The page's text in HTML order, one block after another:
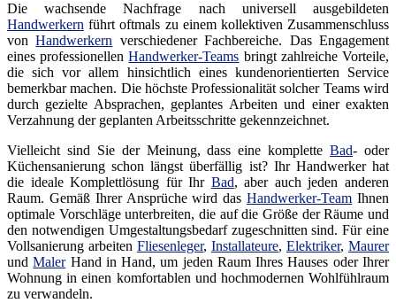
Die wachsende Nachfrage nach universell ausgebildeten
Handwerkern führt oftmals zu einem kollektiven Zusammenschluss
vonHandwerkern verschiedener Fachbereiche. Das Engagement
eines professionellenHandwerker-Teams bringt zahlreiche Vorteile,
die sich vor allem hinsichtlich eines kundenorientierten Service
bemerkbar machen. Die höchste Professionalität solcher Teams wird
durch gezielte Absprachen, geplantes Arbeiten und einer exakten
Verzahnung der geplanten Arbeitsschritte gekennzeichnet.
Vielleicht sind Sie der Meinung, dass eine kompletteBad- oder
Küchensanierung schon längst überfällig ist? Ihr Handwerker hat
die ideale Komplettlösung für Ihr Bad, aber auch jeden anderen
Raum. Gemäß Ihrer Ansprüche wird dasHandwerker-Team Ihnen
optimale Vorschläge unterbreiten, die auf die Größe der Räume und
den notwendigen Umgestaltungsbedarf zugeschnitten sind. Für eine
Vollsanierung arbeiten Fliesenleger, Installateure, Elektriker, Maurer
undMalerHand in Hand, um jeden Raum Ihres Hauses oder Ihrer
Wohnung in einen komfortablen und hochmodernen Wohlfühlraum
zu verwandeln.